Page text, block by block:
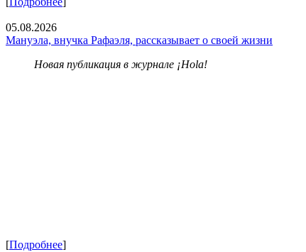
05.08.2026
Мануэла, внучка Рафаэля, рассказывает о своей жизни
Новая публикация в журнале ¡Hola!
[Подробнее]